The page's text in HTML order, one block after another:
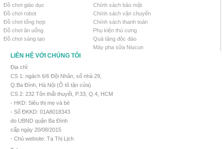
Đồ chơi giáo dục
Đồ chơi robot
Đồ chơi tổng hợp
Đồ chơi ăn uống
Đồ chơi sáng tạo
Chính sách bảo mật
Chính sách vận chuyển
Chính sách thanh toán
Phụ kiện thú cưng
Quà tặng độc đáo
Máy pha sữa Niucun
LIÊN HỆ VỚI CHÚNG TÔI
Địa chỉ:
CS 1: ngách 6/6 Đội Nhân, số nhà 29,
Q.Ba Đình, Hà Nội (Ô tô tận cửa)
CS 2: 232 Tôn thất thuyết, P.33, Q.4, HCM
- HKD: Siêu thị mẹ và bé
- Số ĐKKD: 01A8018343
do UBND quận Ba Đình
cấp ngày 20/08/2015
- Chủ website: Tạ Thị Lịch